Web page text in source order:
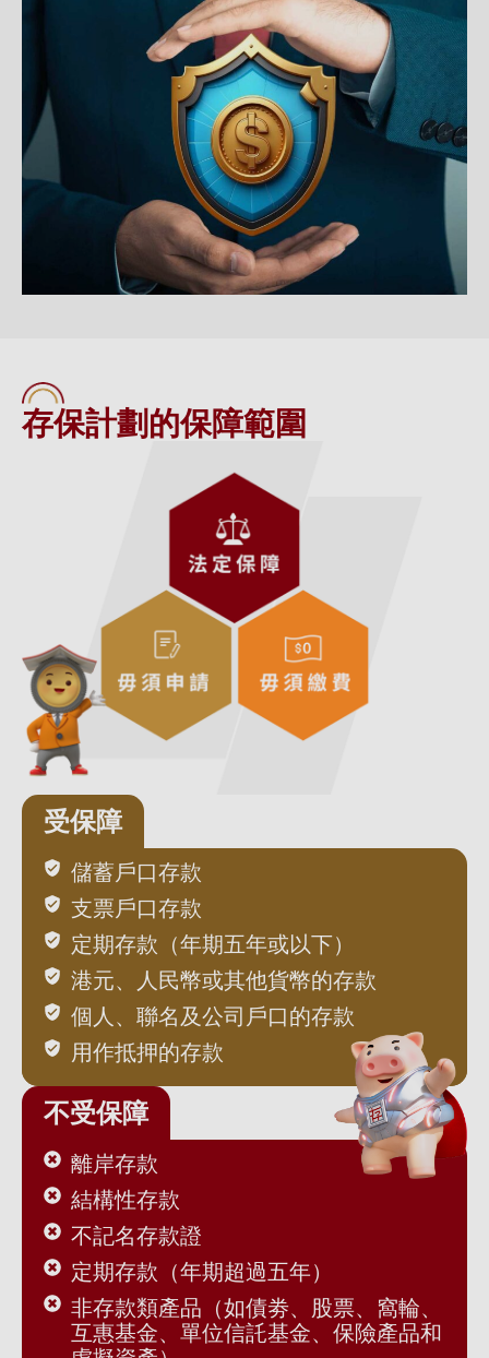
存保計劃的保障範圍
受保障
儲蓄戶口存款
支票戶口存款
定期存款（年期五年或以下）
港元、人民幣或其他貨幣的存款
個人、聯名及公司戶口的存款
用作抵押的存款
不受保障
離岸存款
結構性存款
不記名存款證
定期存款（年期超過五年）
非存款類產品（如債劵、股票、窩輪、
互惠基金、單位信託基金、保險產品和